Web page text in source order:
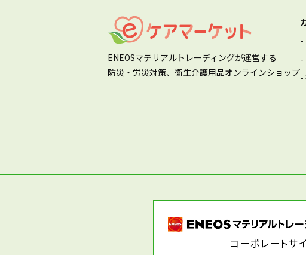
ENEOSマテリアルトレーディングが運営する
防災・労災対策、衛生介護用品オンラインショップ
-
-
-